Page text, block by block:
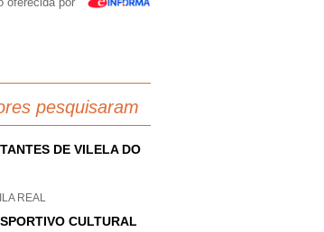
pesquisaram
DE VILELA DO
REAL
CULTURAL